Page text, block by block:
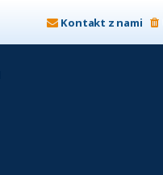
Kontakt z nami